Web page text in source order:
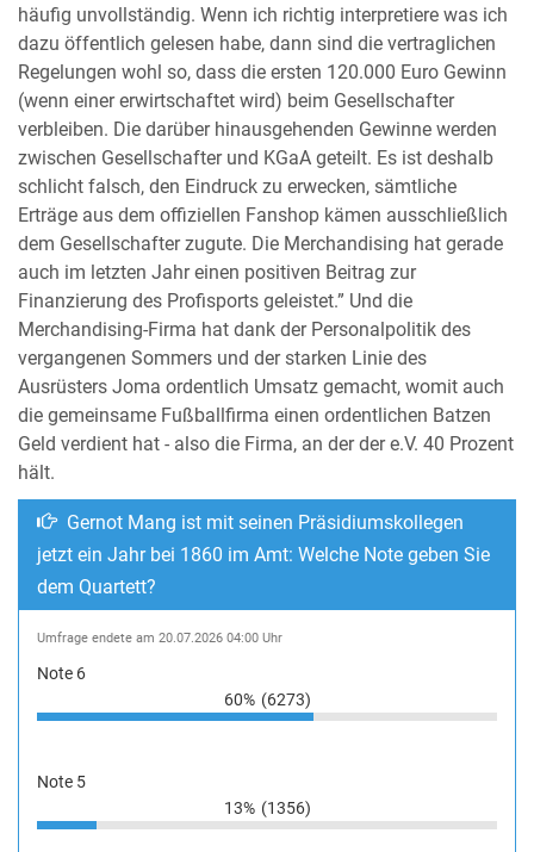
häufig unvollständig. Wenn ich richtig interpretiere was ich
dazu öffentlich gelesen habe, dann sind die vertraglichen
Regelungen wohl so, dass die ersten 120.000 Euro Gewinn
(wenn einer erwirtschaftet wird) beim Gesellschafter
verbleiben. Die darüber hinausgehenden Gewinne werden
zwischen Gesellschafter und KGaA geteilt. Es ist deshalb
schlicht falsch, den Eindruck zu erwecken, sämtliche
Erträge aus dem offiziellen Fanshop kämen ausschließlich
dem Gesellschafter zugute. Die Merchandising hat gerade
auch im letzten Jahr einen positiven Beitrag zur
Finanzierung des Profisports geleistet.” Und die
Merchandising-Firma hat dank der Personalpolitik des
vergangenen Sommers und der starken Linie des
Ausrüsters Joma ordentlich Umsatz gemacht, womit auch
die gemeinsame Fußballfirma einen ordentlichen Batzen
Geld verdient hat - also die Firma, an der der e.V. 40 Prozent
hält.
Gernot Mang ist mit seinen Präsidiumskollegen
jetzt ein Jahr bei 1860 im Amt: Welche Note geben Sie
dem Quartett?
Umfrage endete am 20.07.2026 04:00 Uhr
Note 6
60% (6273)
Note 5
13% (1356)